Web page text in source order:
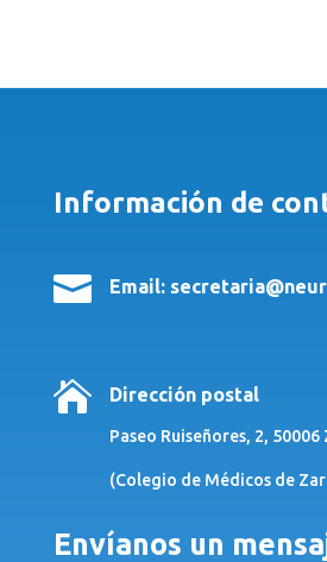
Información de
 Email:
 Dirección postal
Paseo Ruiseñores, 2,
(Colegio de Médicos de
Envíanos un